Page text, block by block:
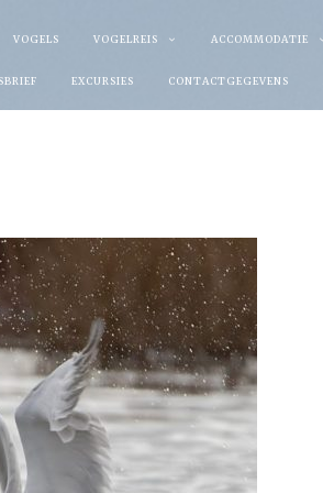
VOGELS VOGELREIS ACCOMMODATIE
EXCURSIES CONTACTGEGEVENS